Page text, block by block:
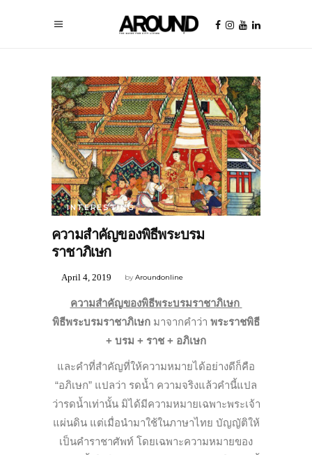
INTERESTING
ความสำคัญของพิธีพระบรม
ราชาภิเษก
byAroundonline
April 4, 2019
ความสำคัญของพิธีพระบรมราชาภิเษก
พิธีพระบรมราชาภิเษก มาจากคำว่า พระราชพิธี
+ บรม + ราช + อภิเษก
และคำที่สำคัญที่ให้ความหมายได้อย่างดีก็คือ
“อภิเษก” แปลว่า รดน้ำ ความจริงแล้วคำนี้แปล
ว่ารดน้ำเท่านั้น มิได้มีความหมายเฉพาะพระเจ้า
แผ่นดิน แต่เมื่อนำมาใช้ในภาษาไทย บัญญัติให้
เป็นคำราชาศัพท์ โดยเฉพาะความหมายของ